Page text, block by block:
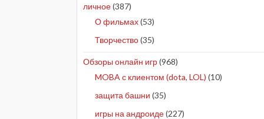
личное(387)
О фильмах(53)
Творчество(35)
Обзоры онлайн игр(968)
MOBA с клиентом (dota, LOL) (10)
защита башни (35)
игры на андроиде(227)